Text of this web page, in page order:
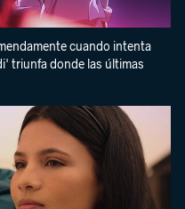
cuando intenta
triunfa donde las últimas